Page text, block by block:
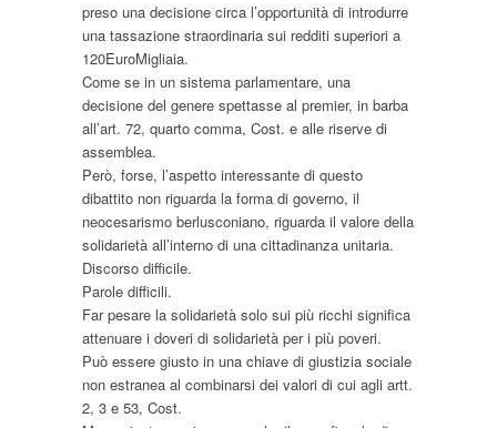
preso una decisione circa l’opportunità di introdurre
una tassazione straordinaria sui redditi superiori a
120EuroMigliaia.
Come se in un sistema parlamentare, una
decisione del genere spettasse al premier, in barba
all’art. 72, quarto comma, Cost. e alle riserve di
assemblea.
Però, forse, l’aspetto interessante di questo
dibattito non riguarda la forma di governo, il
neocesarismo berlusconiano, riguarda il valore della
solidarietà all’interno di una cittadinanza unitaria.
Discorso difficile.
Parole difficili.
Far pesare la solidarietà solo sui più ricchi significa
attenuare i doveri di solidarietà per i più poveri.
Può essere giusto in una chiave di giustizia sociale
non estranea al combinarsi dei valori di cui agli artt.
2, 3 e 53, Cost.